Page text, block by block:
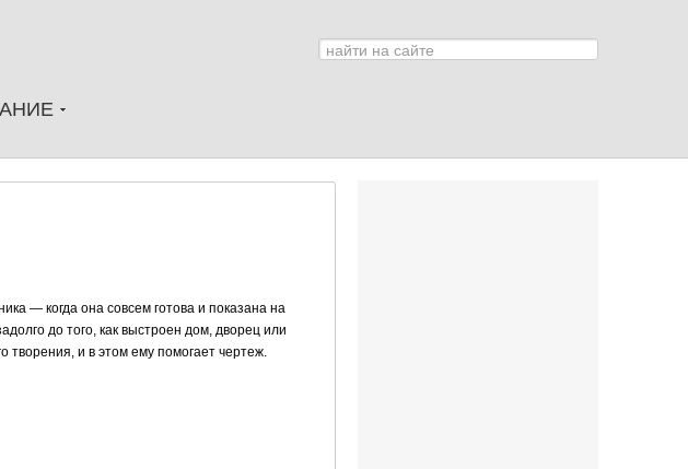
— когда она совсем готова и показана на
до того, как выстро­ен дом, дворец или
творения, и в этом ему помогает чертеж.